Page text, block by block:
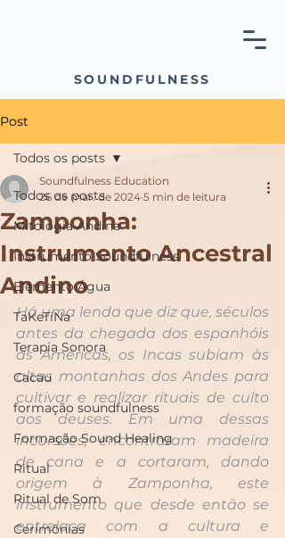
SOUNDFULNESS
Post
Todos os posts
Mitologia Andina
Instrumento Soundfulness
Elemento Água
TaKeTiNa
Terapia Sonora
Cacau
formação soundfulness
Formação Sound Healing
Ritual
Ritual de Som
Cerimônias
Todos os posts
Zamponha:
Instrumento Ancestral
Andino
Soundfulness Education
26 de mar. de 2024 5 min de leitura
Há uma lenda que diz que, séculos
antes da chegada dos espanhóis
às Américas, os Incas subiam às
altas montanhas dos Andes para
cultivar e realizar rituais de culto
aos deuses. Em uma dessas
incursões, encontraram madeira
de cana e a cortaram, dando
origem à Zamponha, este
instrumento que desde então se
entrelaça com a cultura e